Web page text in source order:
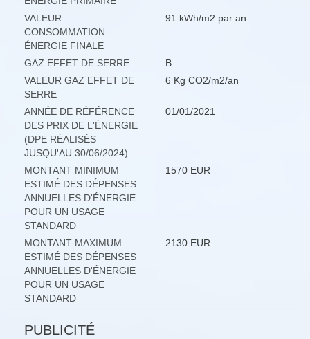
VALEUR
CONSOMMATION
ÉNERGIE FINALE
91 kWh/m2 par an
GAZ EFFET DE SERRE
B
VALEUR GAZ EFFET DE
SERRE
6 Kg CO2/m2/an
ANNÉE DE RÉFÉRENCE
DES PRIX DE L'ÉNERGIE
(DPE RÉALISÉS
JUSQU'AU 30/06/2024)
01/01/2021
MONTANT MINIMUM
ESTIMÉ DES DÉPENSES
ANNUELLES D'ÉNERGIE
POUR UN USAGE
STANDARD
1570 EUR
MONTANT MAXIMUM
ESTIMÉ DES DÉPENSES
ANNUELLES D'ÉNERGIE
POUR UN USAGE
STANDARD
2130 EUR
PUBLICITÉ